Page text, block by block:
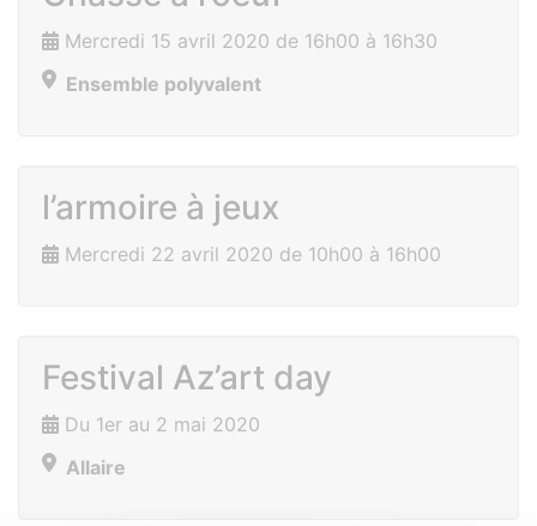
Mercredi 15 avril 2020 de 16h00 à 16h30
Ensemble polyvalent
l’armoire à jeux
Mercredi 22 avril 2020 de 10h00 à 16h00
Festival Az’art day
Du 1er au 2 mai 2020
Allaire